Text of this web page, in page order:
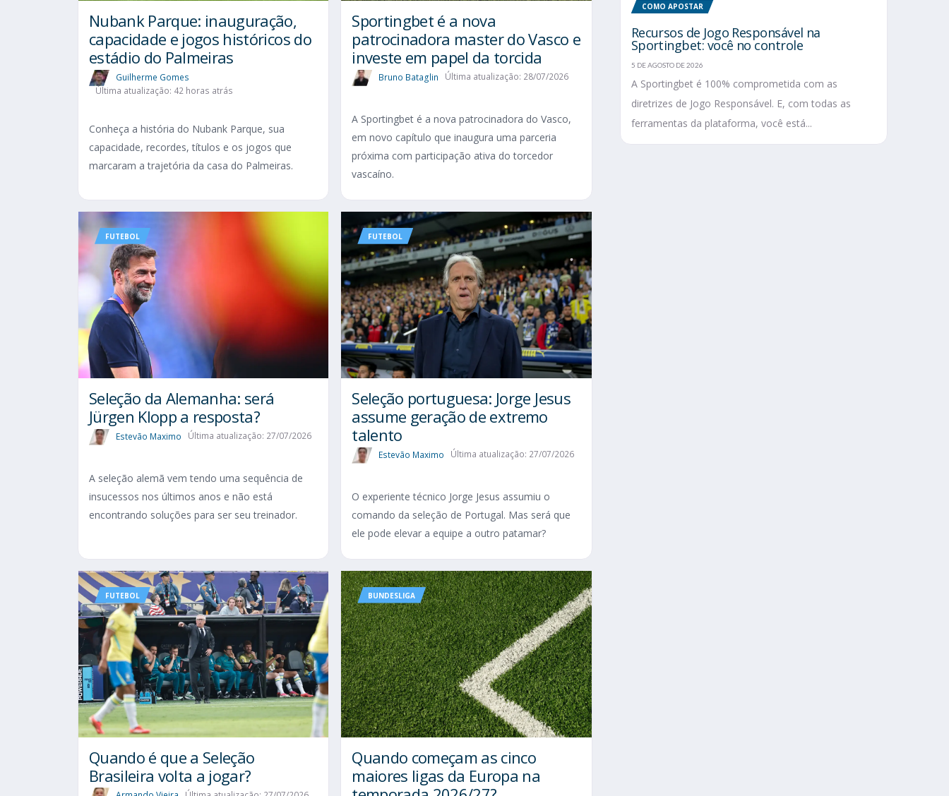
Nubank Parque: inauguração,
capacidade e jogos históricos do
estádio do Palmeiras
Guilherme Gomes
Última atualização: 42 horas atrás
Conheça a história do Nubank Parque, sua
capacidade, recordes, títulos e os jogos que
marcaram a trajetória da casa do Palmeiras.
Sportingbet é a nova
patrocinadora master do Vasco e
investe em papel da torcida
Bruno Bataglin Última atualização: 28/07/2026
A Sportingbet é a nova patrocinadora do Vasco,
em novo capítulo que inaugura uma parceria
próxima com participação ativa do torcedor
vascaíno.
FUTEBOL
Seleção da Alemanha: será
Jürgen Klopp a resposta?
Estevão Maximo Última atualização: 27/07/2026
A seleção alemã vem tendo uma sequência de
insucessos nos últimos anos e não está
encontrando soluções para ser seu treinador.
FUTEBOL
Seleção portuguesa: Jorge Jesus
assume geração de extremo
talento
Estevão Maximo Última atualização: 27/07/2026
O experiente técnico Jorge Jesus assumiu o
comando da seleção de Portugal. Mas será que
ele pode elevar a equipe a outro patamar?
FUTEBOL
Quando é que a Seleção
Brasileira volta a jogar?
BUNDESLIGA
Quando começam as cinco
maiores ligas da Europa na
COMO APOSTAR
Recursos de Jogo Responsável na
Sportingbet: você no controle
5 DE AGOSTO DE 2026
A Sportingbet é 100% comprometida com as
diretrizes de Jogo Responsável. E, com todas as
ferramentas da plataforma, você está...